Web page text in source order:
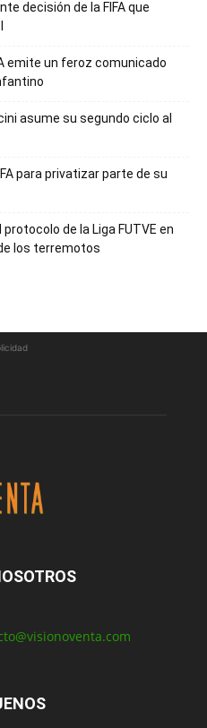
decisión de la FIFA que
emite un feroz comunicado
asume su segundo ciclo al
para privatizar parte de su
de la Liga FUTVE en
los terremotos